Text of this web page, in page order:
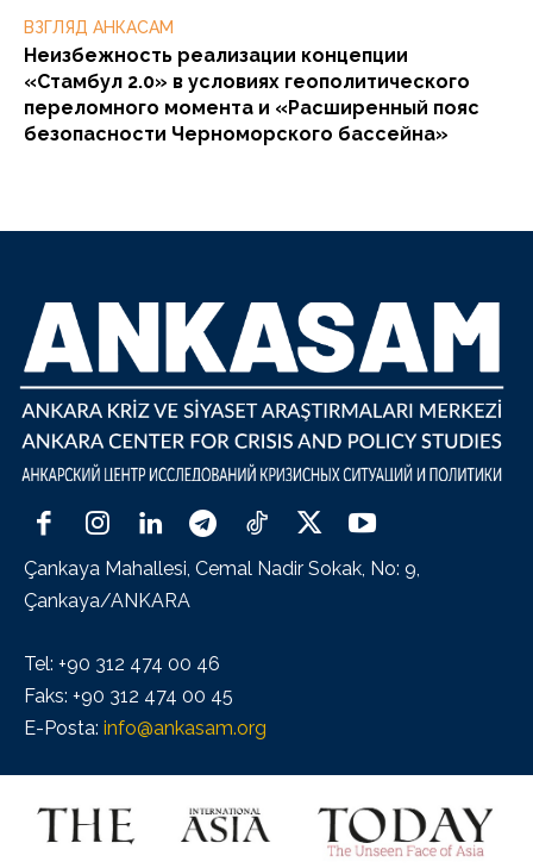
ВЗГЛЯД АНКАСАМ
Неизбежность реализации концепции
«Стамбул 2.0» в условиях геополитического
переломного момента и «Расширенный пояс
безопасности Черноморского бассейна»
Çankaya Mahallesi, Cemal Nadir Sokak, No: 9,
Çankaya/ANKARA
Tel: +90 312 474 00 46
Faks: +90 312 474 00 45
E-Posta: info@ankasam.org